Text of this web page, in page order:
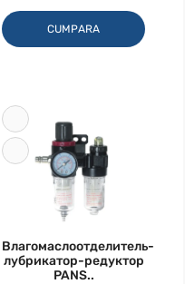
CUMPARA
Влагомаслоотделитель-
лубрикатор-редуктор
PANS..